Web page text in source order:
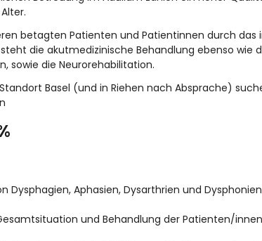
betagten Patienten und Patientinnen durch das
die akutmedizinische Behandlung ebenso wie
sowie die Neurorehabilitation.
Basel (und in Riehen nach Absprache)
Dysphagien, Aphasien, Dysarthrien und
und Behandlung der Patienten/